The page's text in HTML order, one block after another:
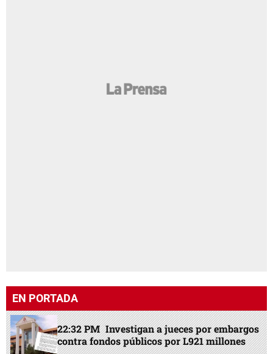
EN PORTADA
22:32 PM Investigan a jueces por embargos
contra fondos públicos por L921 millones